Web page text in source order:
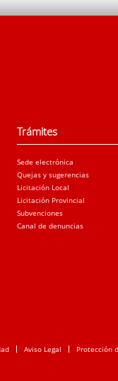
Trámites
Sede electrónica
Quejas y sugerencias
Licitación Local
Licitación Provincial
Subvenciones
Canal de denuncias
Aviso Legal Protección